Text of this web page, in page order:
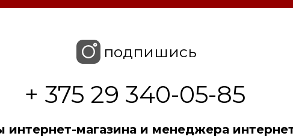
подпишись
+ 375 29 340-05-85
магазина и менеджера